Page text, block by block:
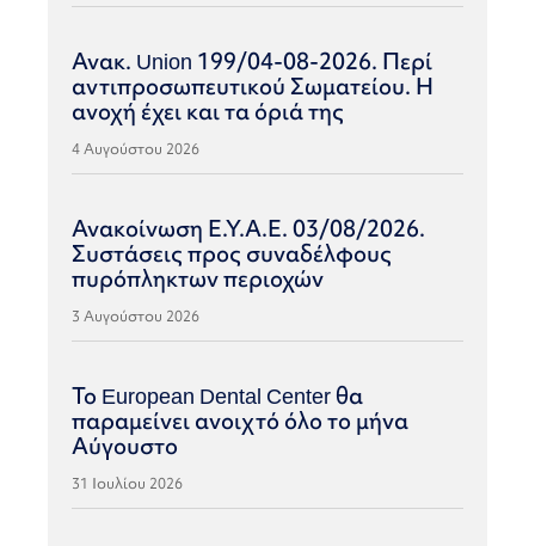
Ανακ. Union 199/04-08-2026. Περί
αντιπροσωπευτικού Σωματείου. Η
ανοχή έχει και τα όριά της
4 Αυγούστου 2026
Ανακοίνωση Ε.Υ.Α.Ε. 03/08/2026.
Συστάσεις προς συναδέλφους
πυρόπληκτων περιοχών
3 Αυγούστου 2026
Το European Dental Center θα
παραμείνει ανοιχτό όλο το μήνα
Αύγουστο
31 Ιουλίου 2026